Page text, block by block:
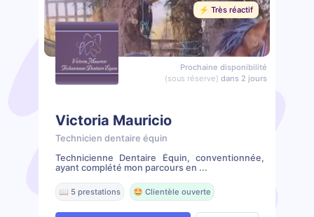
⚡️ Très réactif
Prochaine disponibilité
(sous réserve) dans 2 jours
Victoria Mauricio
Technicien dentaire équin
Technicienne Dentaire Équin, conventionnée,
ayant complété mon parcours en ...
📖 5 prestations 🤩 Clientèle ouverte